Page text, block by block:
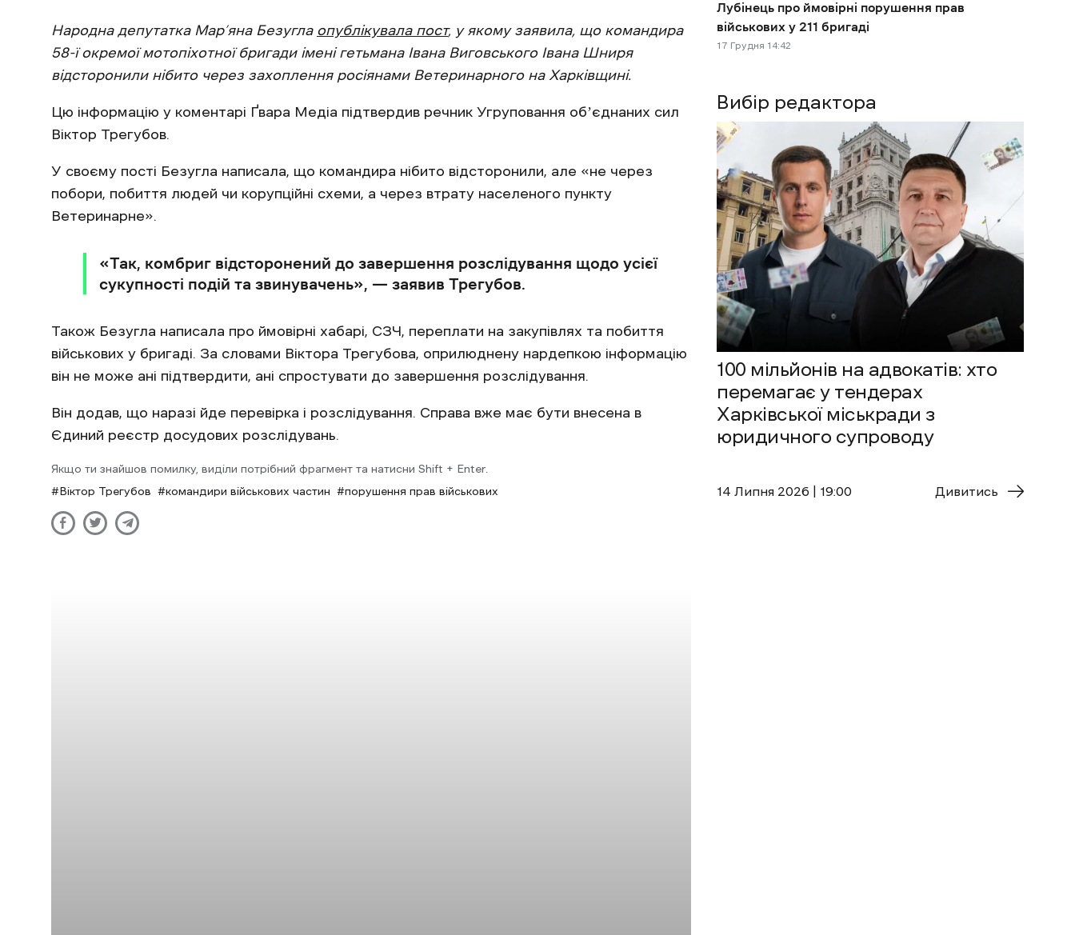
Народна депутатка Мар’яна Безугла опублікувала пост, у якому заявила, що командира
58-ї окремої мотопіхотної бригади імені гетьмана Івана Виговського Івана Шниря
відсторонили нібито через захоплення росіянами Ветеринарного на Харківщині.
Цю інформацію у коментарі Ґвара Медіа підтвердив речник Угруповання обʼєднаних сил
Віктор Трегубов.
У своєму пості Безугла написала, що командира нібито відсторонили, але «не через
побори, побиття людей чи корупційні схеми, а через втрату населеного пункту
Ветеринарне».
«Так, комбриг відсторонений до завершення розслідування щодо усієї
сукупності подій та звинувачень», — заявив Трегубов.
Також Безугла написала про ймовірні хабарі, СЗЧ, переплати на закупівлях та побиття
військових у бригаді. За словами Віктора Трегубова, оприлюднену нардепкою інформацію
він не може ані підтвердити, ані спростувати до завершення розслідування.
Він додав, що наразі йде перевірка і розслідування. Справа вже має бути внесена в
Єдиний реєстр досудових розслідувань.
Якщо ти знайшов помилку, виділи потрібний фрагмент та натисни Shift + Enter.
Віктор Трегубов
командири військових частин порушення прав військових
Вибір редактора
100 мільйонів на адвокатів: хто
перемагає у тендерах
Харківської міськради з
юридичного супроводу
14 Липня 2026 | 19:00 Дивитись
Лубінець про ймовірні порушення прав
військових у 211 бригаді
17 Грудня 14:42